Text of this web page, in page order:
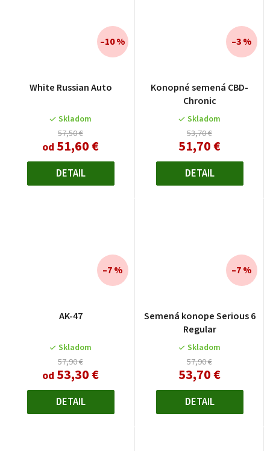
White Russian Auto
Skladom
57,50 €
od 51,60 €
–10 %
DETAIL
Konopné semená CBD-
Chronic
Skladom
53,70 €
51,70 €
–3 %
DETAIL
AK-47
Skladom
57,90 €
od 53,30 €
–7 %
DETAIL
Semená konope Serious 6
Regular
Skladom
57,90 €
53,70 €
–7 %
DETAIL